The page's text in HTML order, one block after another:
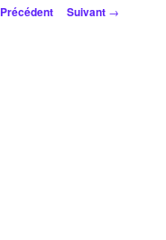
Navigation des
Précédent Suivant →